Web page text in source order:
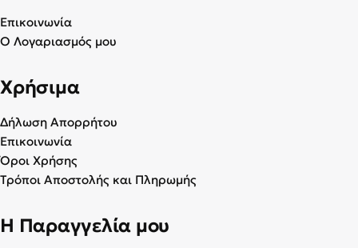
Επικοινωνία
Ο Λογαριασμός μου
Χρήσιμα
Δήλωση Απορρήτου
Επικοινωνία
Όροι Χρήσης
Τρόποι Αποστολής και Πληρωμής
Η Παραγγελία μου